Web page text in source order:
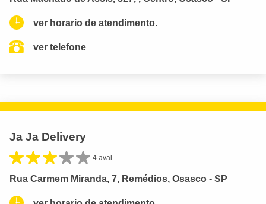
ver horario de atendimento.
ver telefone
Ja Ja Delivery
4 aval.
Rua Carmem Miranda, 7, Remédios, Osasco - SP